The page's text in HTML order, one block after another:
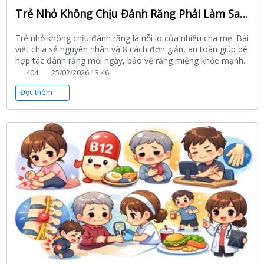
Trẻ Nhỏ Không Chịu Đánh Răng Phải Làm Sao? 8 Cách Giúp Bé Hợp Tác Tự Nhiên Và Hiệu Quả
Trẻ nhỏ không chịu đánh răng là nỗi lo của nhiều cha mẹ. Bài
viết chia sẻ nguyên nhân và 8 cách đơn giản, an toàn giúp bé
hợp tác đánh răng mỗi ngày, bảo vệ răng miệng khỏe mạnh.
404
25/02/2026 13:46
Đọc thêm